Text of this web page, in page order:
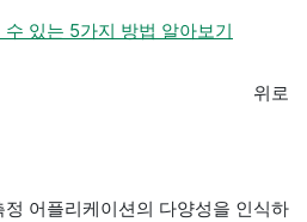
있는 5가지 방법 알아보기
위로
어플리케이션의 다양성을 인식하